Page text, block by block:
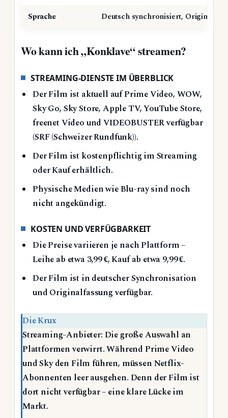
Sprache
Deutsch synchronisiert,
Wo kann ich „Konklave“ streamen?
STREAMING-DIENSTE IM ÜBERBLICK
Der Film ist aktuell auf Prime Video, WOW,
Sky Go, Sky Store, Apple TV, YouTube Store,
freenet Video und VIDEOBUSTER verfügbar
(SRF (Schweizer Rundfunk)).
Der Film ist kostenpflichtig im Streaming
oder Kauf erhältlich.
Physische Medien wie Blu-ray sind noch
nicht angekündigt.
KOSTEN UND VERFÜGBARKEIT
Die Preise variieren je nach Plattform –
Leihe ab etwa 3,99 €, Kauf ab etwa 9,99 €.
Der Film ist in deutscher Synchronisation
und Originalfassung verfügbar.
Die Krux
Streaming-Anbieter: Die große Auswahl an
Plattformen verwirrt. Während Prime Video
und Sky den Film führen, müssen Netflix-
Abonnenten leer ausgehen. Denn der Film ist
dort nicht verfügbar – eine klare Lücke im
Markt.